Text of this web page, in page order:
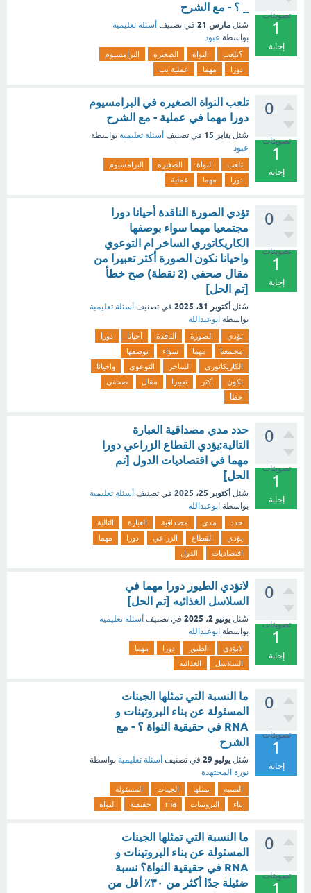
تصويتات
1
إجابة
_ ؟ - مع الشرح
سُئل مارس 21 في تصنيف أسئلة تعليمية
بواسطة عبود
؟تلعب النواة الصغيره
البرامسيوم
دورا
مهما عملية بب
0
تصويتات
1
إجابة
تلعب النواة الصغيره في البرامسيوم
دورا مهما في عملية - مع الشرح
سُئل يناير 15 في تصنيف أسئلة تعليمية بواسطة
عبود
تلعب النواة الصغيره
البرامسيوم
دورا
مهما عملية
0
تصويتات
1
إجابة
تؤدي الصورة الناقدة أحيانا دورا
مجتمعيا مهما سواء بوصفها
الكاريكاتوري الساخر ام التوعوي
واحيانا نكون الصورة أكثر تعبيرا من
مقال صحفي (2 نقطة) صح خطأ
[تم الحل]
سُئل أكتوبر 31، 2025 في تصنيف أسئلة تعليمية
بواسطة ابوعبدالله
تؤدي الصورة الناقدة أحيانا
دورا
مجتمعيا
مهما سواء
بوصفها
الكاريكاتوري
الساخر التوعوي
واحيانا
نكون
أكثر تعبيرا مقال
صحفي
خطأ
0
تصويتات
1
إجابة
حدد مدي مصداقية العبارة
التالية:يؤدي القطاع الزراعي دورا
مهما في اقتصاديات الدول [تم
الحل]
سُئل أكتوبر 25، 2025 في تصنيف أسئلة تعليمية
بواسطة ابوعبدالله
حدد مدي مصداقية العبارة
التالية
يؤدي
القطاع الزراعي دورا
مهما
اقتصاديات
الدول
0
تصويتات
1
إجابة
لاتؤدي الطيور دورا مهما في
السلاسل الغذائيه [تم الحل]
سُئل يونيو 2، 2025 في تصنيف أسئلة تعليمية
بواسطة ابوعبدالله
لاتؤدي الطيور دورا
مهما
السلاسل
الغذائيه
0
تصويتات
1
إجابة
ما النسبة التي تمثلها الجينات
المسئولة عن بناء البروتينات و
RNA في حقيقية النواة ؟ - مع
الشرح
سُئل يوليو 29 في تصنيف أسئلة تعليمية بواسطة
نورة المجتهدة
النسبة تمثلها الجينات
المسئولة
بناء
البروتينات rna حقيقية النواة
0
تصويتات
1
ما النسبة التي تمثلها الجينات
المسئولة عن بناء البروتينات و
RNA في حقيقية النواة؟ نسبة
ضئيلة جدًا أكثر من ٣٠٪ أقل من